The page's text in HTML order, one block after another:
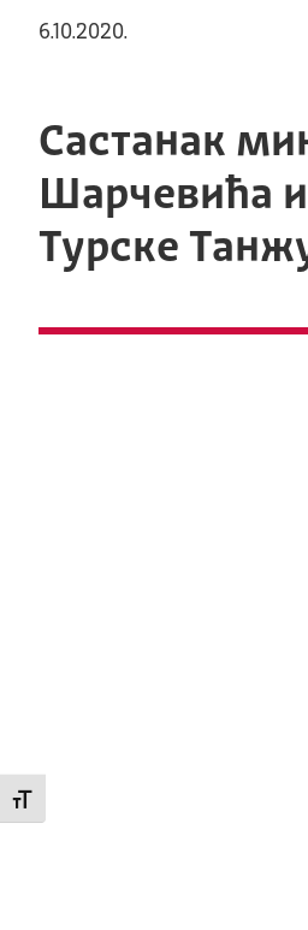
Промени величину слова
6.10.2020.
Састанак
Шарчевића
Турске